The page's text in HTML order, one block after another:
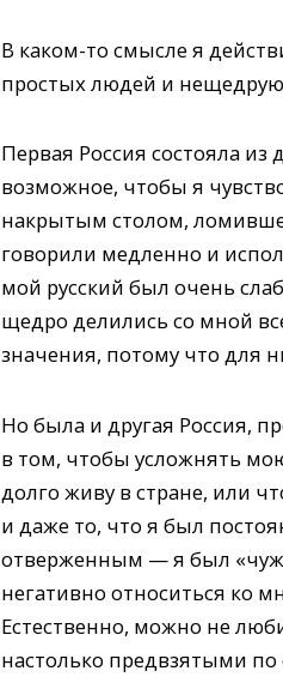
В каком-то смысле я
простых людей и
Первая Россия состояла
возможное, чтобы я
накрытым столом,
говорили медленно и
мой русский был очень
щедро делились со мной
значения, потому что для
Но была и другая Россия,
в том, чтобы усложнять
долго живу в стране, или
и даже то, что я был
отверженным — я был
негативно относиться ко
Естественно, можно не
настолько предвзятыми